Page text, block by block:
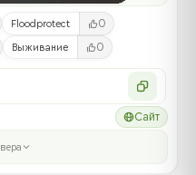
Floodprotect 0
Выживание 0
Сайт